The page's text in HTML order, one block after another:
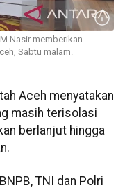
Nasir memberikan
Sabtu malam.
Aceh menyatakan
masih terisolasi
berlanjut hingga
TNI dan Polri